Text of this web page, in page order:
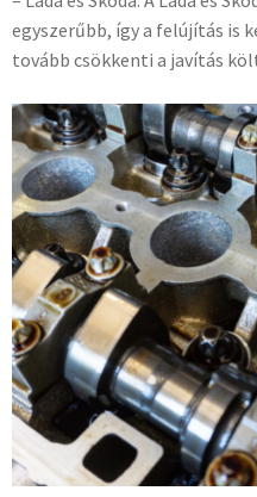
egyszerűbb, így a felújítás is
tovább csökkenti a javítás